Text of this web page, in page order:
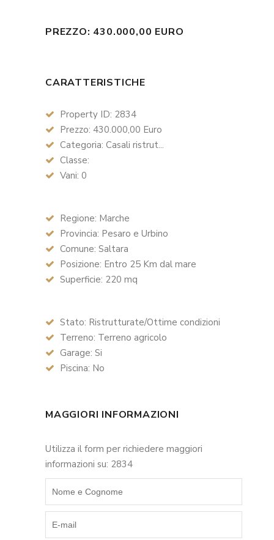
PREZZO: 430.000,00 EURO
CARATTERISTICHE
Property ID: 2834
Prezzo: 430.000,00 Euro
Categoria: Casali ristrut...
Classe:
Vani: 0
Regione: Marche
Provincia: Pesaro e Urbino
Comune: Saltara
Posizione: Entro 25 Km dal mare
Superficie: 220 mq
Stato: Ristrutturate/Ottime condizioni
Terreno: Terreno agricolo
Garage: Si
Piscina: No
MAGGIORI INFORMAZIONI
Utilizza il form per richiedere maggiori
informazioni su: 2834